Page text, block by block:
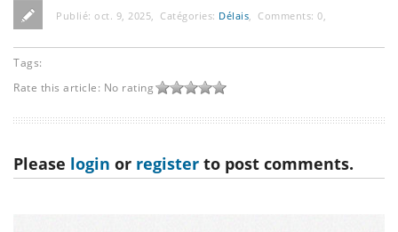
Publié: oct. 9, 2025 Catégories: Délais Comments: 0
Tags:
Rate this article: No rating
Please login or register to post comments.